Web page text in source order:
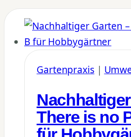
Gartenpraxis|
There is no